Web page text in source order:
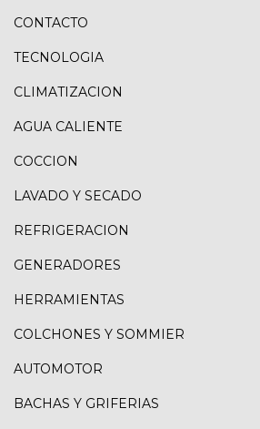
CONTACTO
TECNOLOGIA
CLIMATIZACION
AGUA CALIENTE
COCCION
LAVADO Y SECADO
REFRIGERACION
GENERADORES
HERRAMIENTAS
COLCHONES Y SOMMIER
AUTOMOTOR
BACHAS Y GRIFERIAS